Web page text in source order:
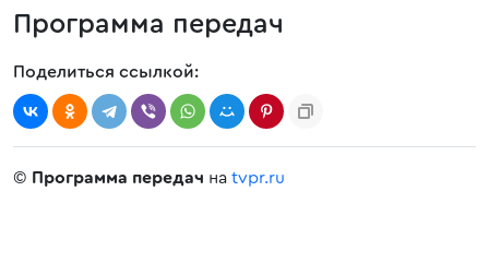
Программа передач
Поделиться ссылкой:
© Программа передач на tvpr.ru